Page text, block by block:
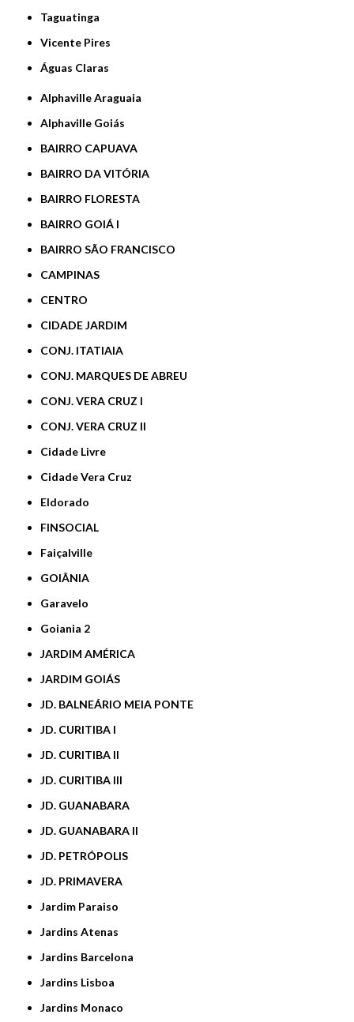
Taguatinga
Vicente Pires
Águas Claras
Alphaville Araguaia
Alphaville Goiás
BAIRRO CAPUAVA
BAIRRO DA VITÓRIA
BAIRRO FLORESTA
BAIRRO GOIÁ I
BAIRRO SÃO FRANCISCO
CAMPINAS
CENTRO
CIDADE JARDIM
CONJ. ITATIAIA
CONJ. MARQUES DE ABREU
CONJ. VERA CRUZ I
CONJ. VERA CRUZ II
Cidade Livre
Cidade Vera Cruz
Eldorado
FINSOCIAL
Faiçalville
GOIÂNIA
Garavelo
Goiania 2
JARDIM AMÉRICA
JARDIM GOIÁS
JD. BALNEÁRIO MEIA PONTE
JD. CURITIBA I
JD. CURITIBA II
JD. CURITIBA III
JD. GUANABARA
JD. GUANABARA II
JD. PETRÓPOLIS
JD. PRIMAVERA
Jardim Paraiso
Jardins Atenas
Jardins Barcelona
Jardins Lisboa
Jardins Monaco